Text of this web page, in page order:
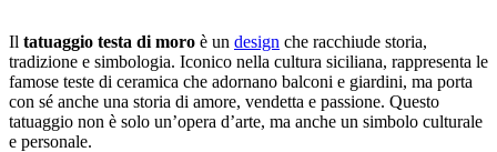
Il tatuaggio testa di moro è un design che racchiude storia,
tradizione e simbologia. Iconico nella cultura siciliana, rappresenta le
famose teste di ceramica che adornano balconi e giardini, ma porta
con sé anche una storia di amore, vendetta e passione. Questo
tatuaggio non è solo un’opera d’arte, ma anche un simbolo culturale
e personale.